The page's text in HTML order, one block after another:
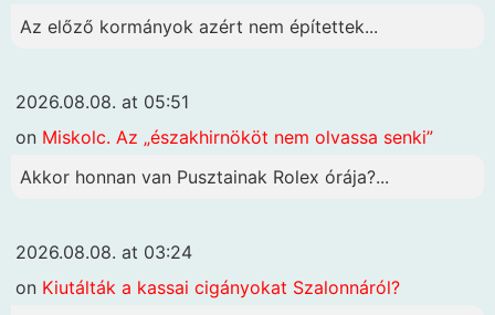
Az előző kormányok azért nem építettek...
2026.08.08. at 05:51
on Miskolc. Az „északhirnököt nem olvassa senki”
Akkor honnan van Pusztainak Rolex órája?...
2026.08.08. at 03:24
on Kiutálták a kassai cigányokat Szalonnáról?